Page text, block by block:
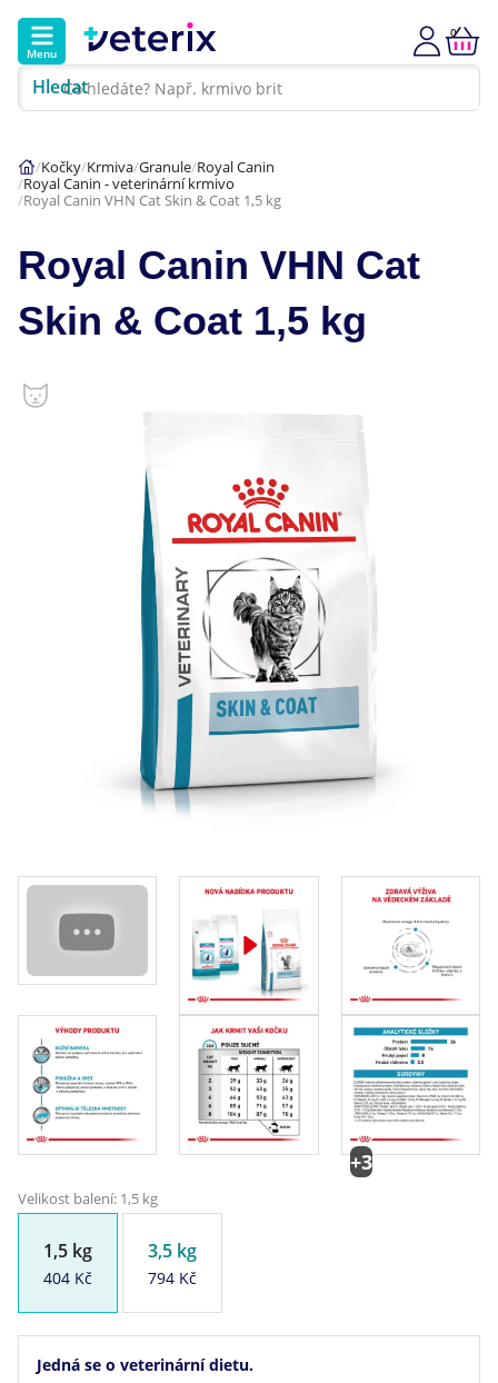
Menu
Hledat
0
Hlavní kategorie
Akce
Psi
Dárkové poukazy
Klinika Veterix
(Po–Pá, 9–19h; So–Ne, 9–14h)
info@veterix.cz
777 319 517 (Po–Pá, 8–15h)
eshop@veterix.cz
Kočky Krmiva Granule Royal Canin
Royal Canin - veterinární krmivo
Royal Canin VHN Cat Skin & Coat 1,5 kg
Royal Canin VHN Cat
Skin & Coat 1,5 kg
+3
Velikost balení: 1,5 kg
1,5 kg
404 Kč
3,5 kg
794 Kč
Jedná se o veterinární dietu.